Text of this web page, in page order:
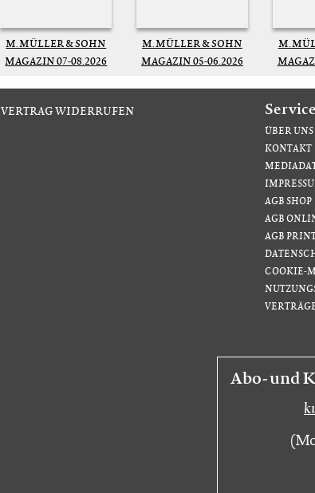
M. MÜLLER & SOHN
MAGAZIN 07-08.2026
M. MÜLLER & SOHN
MAGAZIN 05-06.2026
M.
VERTRAG WIDERRUFEN Service
ÜBER UNS
KONTAKT
AGB SHOP
AGB
AGB
COOKIE-
Abo- und